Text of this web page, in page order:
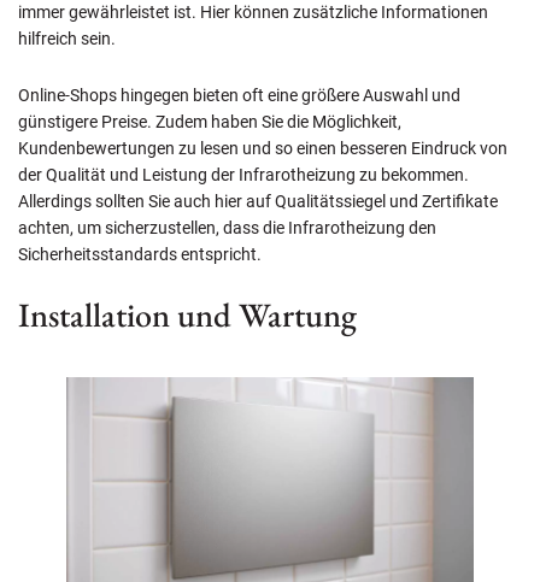
immer gewährleistet ist. Hier können zusätzliche Informationen
hilfreich sein.
Online-Shops hingegen bieten oft eine größere Auswahl und
günstigere Preise. Zudem haben Sie die Möglichkeit,
Kundenbewertungen zu lesen und so einen besseren Eindruck von
der Qualität und Leistung der Infrarotheizung zu bekommen.
Allerdings sollten Sie auch hier auf Qualitätssiegel und Zertifikate
achten, um sicherzustellen, dass die Infrarotheizung den
Sicherheitsstandards entspricht.
Installation und Wartung